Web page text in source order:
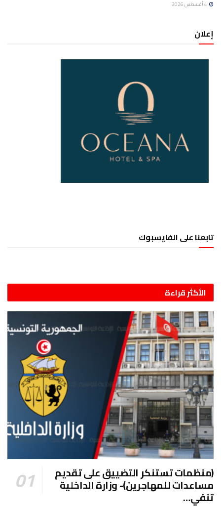
إعلان
تابعنا على الفايسبوك
الأكثر قراءة
(منظمات تستنكر التضييق على تقديم
مساعدات للمهاجرين)- وزارة الداخلية
تنفي…